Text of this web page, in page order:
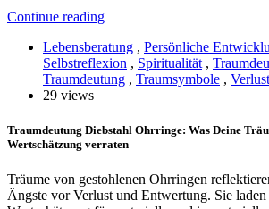
Continue reading
Lebensberatung , Persönliche
Selbstreflexion , Spiritualität ,
Traumdeutung , Traumsymbole , Verlust
29 views
Traumdeutung Diebstahl Ohrringe: Was Deine
Wertschätzung verraten
Träume von gestohlenen Ohrringen
Ängste vor Verlust und Entwertung. Sie laden